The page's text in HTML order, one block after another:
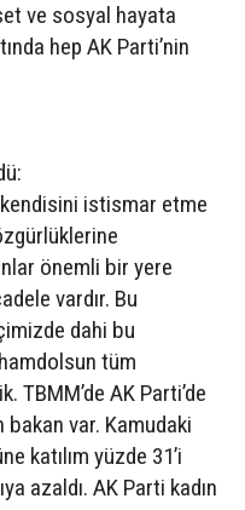
ve sosyal hayata
hep AK Parti’nin
kendisini istismar etme
önemli bir yere
vardır. Bu
dahi bu
tüm
TBMM’de AK Parti’de
bakan var. Kamudaki
katılım yüzde 31’i
azaldı. AK Parti kadın